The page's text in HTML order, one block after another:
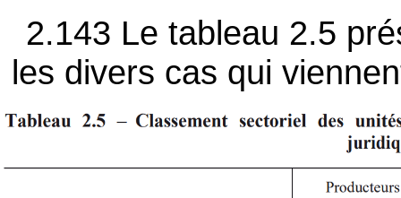
2.143 Le tableau 2.5
les divers cas qui